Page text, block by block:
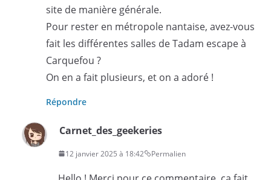
site de manière générale.
Pour rester en métropole nantaise, avez-vous
fait les différentes salles de Tadam escape à
Carquefou ?
On en a fait plusieurs, et on a adoré !
Répondre
Carnet_des_geekeries
12 janvier 2025 à 18:42 Permalien